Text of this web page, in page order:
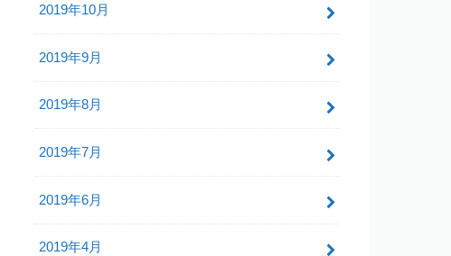
2019年10月
2019年9月
2019年8月
2019年7月
2019年6月
2019年4月